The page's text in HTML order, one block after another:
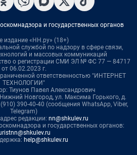
и государственных органов
издание «НН.ру» (18+)
службой по надзору в сфере связи,
и массовых коммуникаций
о регистрации СМИ ЭЛ № ФС 77 — 84717
от 06.02.2023 г.
ответственностью "ИНТЕРНЕТ
ТЕХНОЛОГИИ"
Тиунов Павел Александрович
Новгород, ул. Максима Горького, д.
390-40-40 (сообщения WhatsApp, Viber,
Telegram)
редакции: nn@shkulev.ru
и государственных органов:
help@shkulev.ru